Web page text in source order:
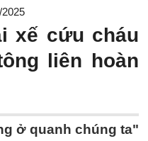
xế cứu cháu
liên hoàn
ở quanh chúng ta"